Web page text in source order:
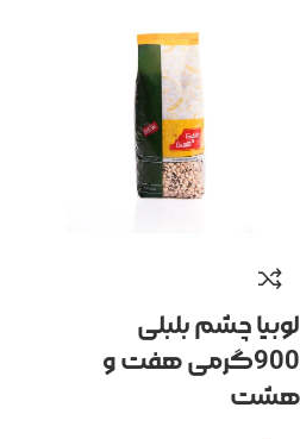
لوبیا چشم بلبلی
900گرمی هفت و
هشت